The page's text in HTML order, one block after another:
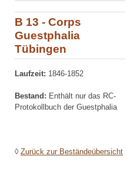
B 13 - Corps
Guestphalia
Tübingen
Laufzeit: 1846-1852
Bestand: Enthält nur das RC-
Protokollbuch der Guestphalia
◊ Zurück zur Beständeübersicht